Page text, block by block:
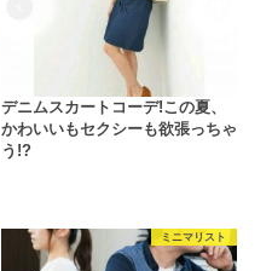
デニムスカートコーデ!この夏、
かわいいもセクシーも欲張っちゃ
う!?
ミニマリスト